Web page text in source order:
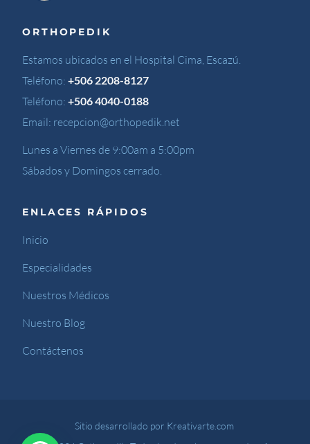
ORTHOPEDIK
Estamos ubicados en el Hospital Cima, Escazú.
Teléfono:+506 2208-8127
Teléfono:+506 4040-0188
Email: recepcion@orthopedik.net
Lunes a Viernes de 9:00am a 5:00pm
Sábados y Domingos cerrado.
ENLACES RÁPIDOS
Inicio
Especialidades
Nuestros Médicos
Nuestro Blog
Contáctenos
Sitio desarrollado por Kreativarte.com